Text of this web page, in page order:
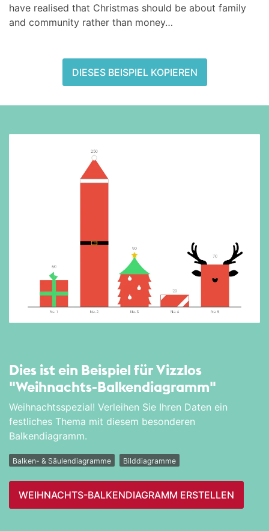
have realised that Christmas should be about family
and community rather than money…
DIESES BEISPIEL KOPIEREN
Dies ist ein Beispiel für Vizzlos
"Weihnachts-Balken­diagramm"
Weihnachtsspezial! Verleihen Sie Ihren Daten ein
festliches Thema mit diesem besonderen
Balkendiagramm.
Balken- & Säulendiagramme Bilddiagramme
WEIHNACHTS-BALKEN­DIAGRAMM ERSTELLEN